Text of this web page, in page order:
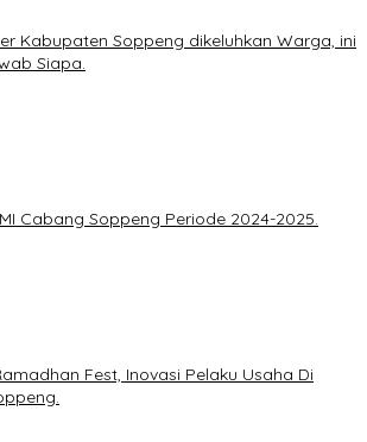
Kabupaten Soppeng dikeluhkan Warga, ini
Siapa.
Cabang Soppeng Periode 2024-2025.
Fest, Inovasi Pelaku Usaha Di